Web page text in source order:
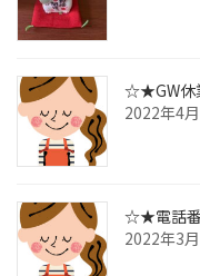
☆★GW休
2022年4
☆★電話
2022年3